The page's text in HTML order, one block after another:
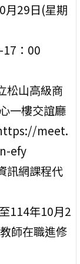
月29日(星期
17：00
松山高級商
一樓交誼廳
meet.
efy
訊網課程代
114年10月2
師在職進修